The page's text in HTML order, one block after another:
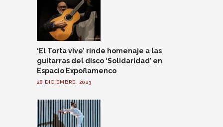
‘El Torta vive’ rinde homenaje a las
guitarras del disco ‘Solidaridad’ en
Espacio Expoflamenco
28 DICIEMBRE, 2023